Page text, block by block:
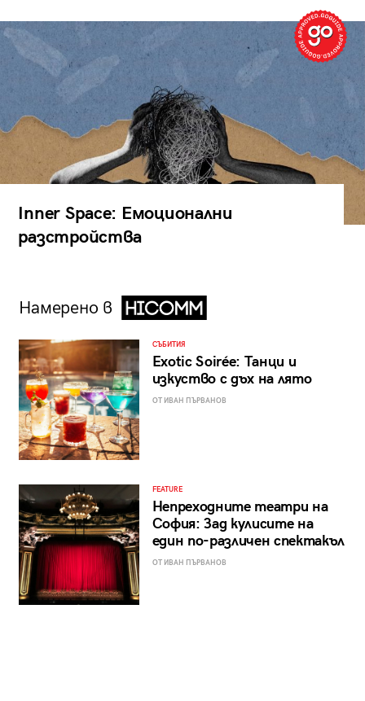
Inner Space: Емоционални
разстройства
Намерено в
СЪБИТИЯ
Exotic Soirée: Танци и
изкуство с дъх на лято
ОТ ИВАН ПЪРВАНОВ
FEATURE
Непреходните театри на
София: Зад кулисите на
един по-различен спектакъл
ОТ ИВАН ПЪРВАНОВ